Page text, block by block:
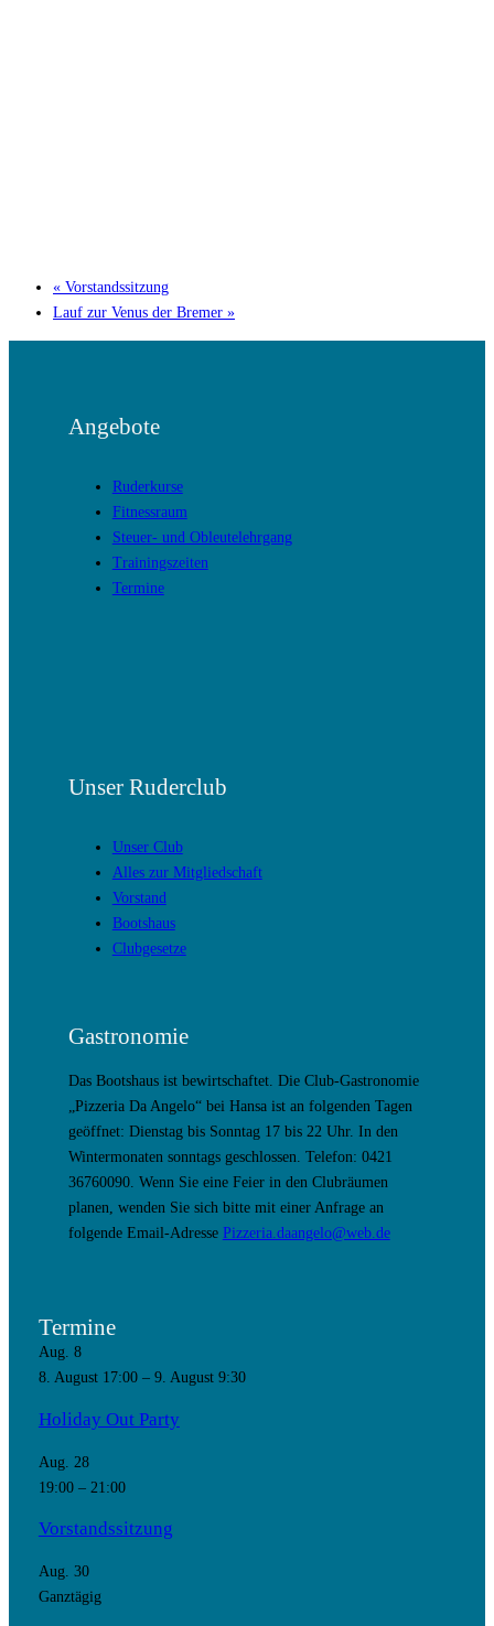
« Vorstandssitzung
Lauf zur Venus der Bremer »
Angebote
Ruderkurse
Fitnessraum
Steuer- und Obleutelehrgang
Trainingszeiten
Termine
Unser Ruderclub
Unser Club
Alles zur Mitgliedschaft
Vorstand
Bootshaus
Clubgesetze
Gastronomie
Das Bootshaus ist bewirtschaftet. Die Club-Gastronomie
„Pizzeria Da Angelo“ bei Hansa ist an folgenden Tagen
geöffnet: Dienstag bis Sonntag 17 bis 22 Uhr. In den
Wintermonaten sonntags geschlossen. Telefon: 0421
36760090. Wenn Sie eine Feier in den Clubräumen
planen, wenden Sie sich bitte mit einer Anfrage an
folgende Email-Adresse Pizzeria.daangelo@web.de
Termine
Aug. 8
8. August 17:00– 9. August 9:30
Holiday Out Party
Aug. 28
19:00– 21:00
Vorstandssitzung
Aug. 30
Ganztägig